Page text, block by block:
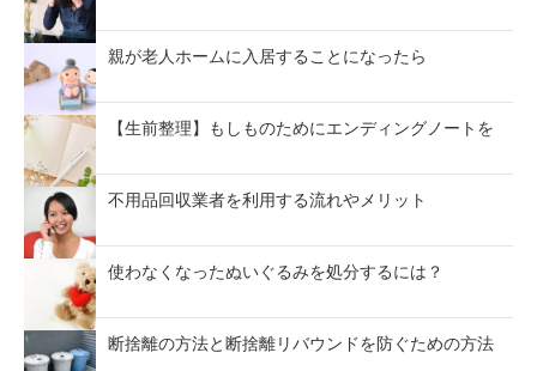
親が老人ホームに入居することになったら
【生前整理】もしものためにエンディングノートを
不用品回収業者を利用する流れやメリット
使わなくなったぬいぐるみを処分するには？
断捨離の方法と断捨離リバウンドを防ぐための方法